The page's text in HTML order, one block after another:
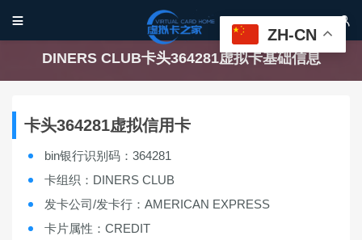
 
DINERS CLUB卡头364281虚拟卡基础信息
卡头364281虚拟信用卡
bin银行识别码：364281
卡组织：DINERS CLUB
发卡公司/发卡行：AMERICAN EXPRESS
卡片属性：CREDIT
ZH-CN